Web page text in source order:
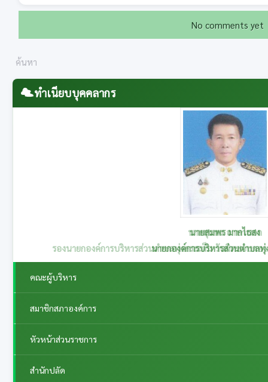
No comments yet
ทำเนียบบุคคลากร
นายสุนทร อาษานอก
รองนายกองค์การบริหารส่วนตำบลทุ่งกระเต็น รับผิดชอบกอง
คณะผู้บริหาร
สมาชิกสภาองค์การ
หัวหน้าส่วนราชการ
สำนักปลัด